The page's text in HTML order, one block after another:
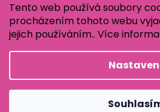
Tento web používá soubory
procházením tohoto webu
jejich používáním.. Více
Copyright 2026Oblečení
Všechna práva